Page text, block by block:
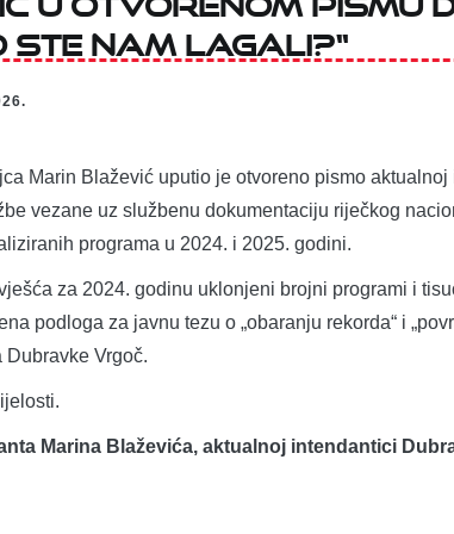
ste nam lagali?“
Marin Blažević uputio je otvoreno pismo
vezane uz službenu dokumentaciju riječkog
programa u 2024. i 2025. godini.
za 2024. godinu uklonjeni brojni programi i
podloga za javnu tezu o „obaranju rekorda“ i
Dubravke Vrgoč.
Marina Blaževića, aktualnoj intendantici